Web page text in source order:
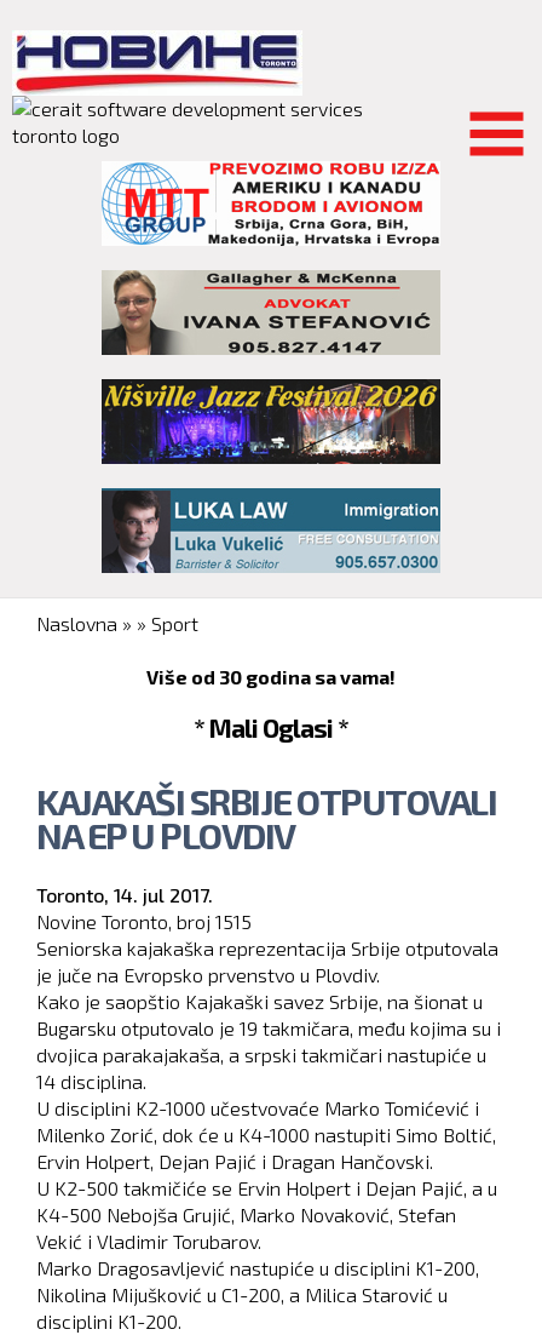
main
content
You are here
Naslovna » » Sport
Više od 30 godina sa vama!
* Mali Oglasi *
KAJAKAŠI SRBIJE OTPUTOVALI
NA EP U PLOVDIV
Toronto, 14. jul 2017.
Novine Toronto, broj 1515
Seniorska kajakaška reprezentacija Srbije otputovala
je juče na Evropsko prvenstvo u Plovdiv.
Kako je saopštio Kajakaški savez Srbije, na šionat u
Bugarsku otputovalo je 19 takmičara, među kojima su i
dvojica parakajakaša, a srpski takmičari nastupiće u
14 disciplina.
U disciplini K2-1000 učestvovaće Marko Tomićević i
Milenko Zorić, dok će u K4-1000 nastupiti Simo Boltić,
Ervin Holpert, Dejan Pajić i Dragan Hančovski.
U K2-500 takmičiće se Ervin Holpert i Dejan Pajić, a u
K4-500 Nebojša Grujić, Marko Novaković, Stefan
Vekić i Vladimir Torubarov.
Marko Dragosavljević nastupiće u disciplini K1-200,
Nikolina Mijušković u C1-200, a Milica Starović u
disciplini K1-200.